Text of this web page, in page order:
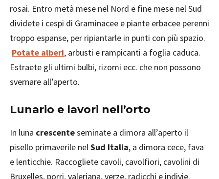
rosai. Entro metà mese nel Nord e fine mese nel Sud
dividete i cespi di Graminacee e piante erbacee perenni
troppo espanse, per ripiantarle in punti con più spazio.
Potate alberi, arbusti e rampicanti a foglia caduca.
Estraete gli ultimi bulbi, rizomi ecc. che non possono
svernare all’aperto.
Lunario e lavori nell’orto
In luna crescenteseminate a dimora all’aperto il
pisello primaverile nelSud Italia, a dimora cece, fava
e lenticchie. Raccogliete cavoli, cavolfiori, cavolini di
Bruxelles, porri, valeriana, verze, radicchi e indivie.